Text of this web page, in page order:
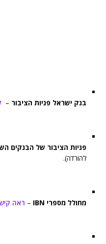
בנק ישראל פניות הציבור –
פניות הציבור של הבנקים
להורדה).
מחולל מספרי IBN – ראה